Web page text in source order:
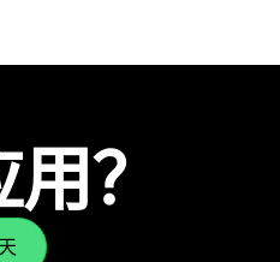
？